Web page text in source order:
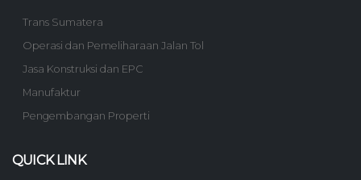
Trans Sumatera
Operasi dan Pemeliharaan Jalan Tol
Jasa Konstruksi dan EPC
Manufaktur
Pengembangan Properti
QUICK LINK